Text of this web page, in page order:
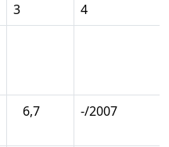
3
4
6,7 -/2007